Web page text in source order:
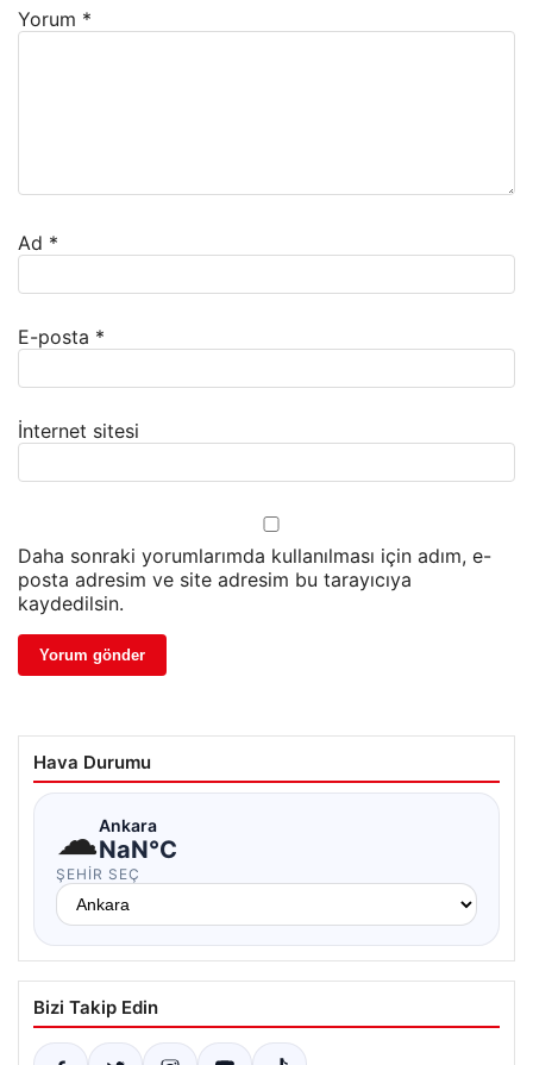
Yorum *
Ad *
E-posta *
İnternet sitesi
Daha sonraki yorumlarımda kullanılması için adım, e-
posta adresim ve site adresim bu tarayıcıya
kaydedilsin.
Hava Durumu
☁Ankara
NaN°C
ŞEHIR SEÇ
Bizi Takip Edin